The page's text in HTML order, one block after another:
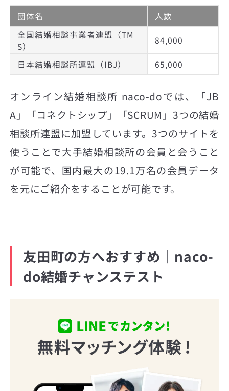
団体名
人数
全国結婚相談事業者連盟（TM
S）
84,000
日本結婚相談所連盟（IBJ） 65,000
オンライン結婚相談所 naco-doでは、「JB
A」「コネクトシップ」「SCRUM」3つの結婚
相談所連盟に加盟しています。3つのサイトを
使うことで大手結婚相談所の会員と会うこと
が可能で、国内最大の19.1万名の会員データ
を元にご紹介をすることが可能です。
友田町の方へおすすめ｜naco-
do結婚チャンステスト